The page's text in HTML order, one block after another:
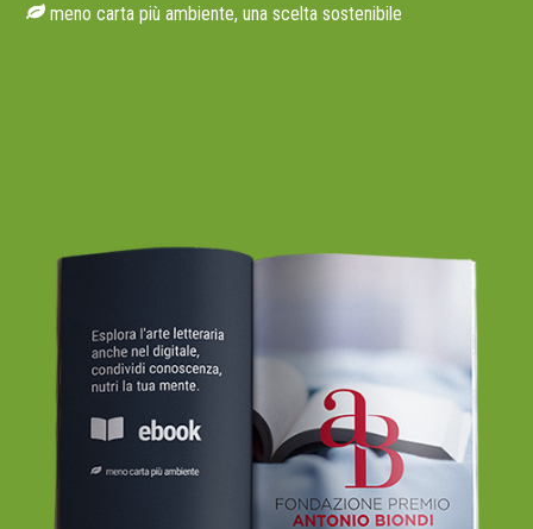
meno carta più ambiente, una scelta sostenibile